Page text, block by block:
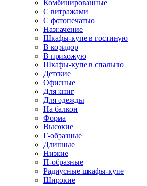
Комбинированные
С витражами
С фотопечатью
Назначение
Шкафы-купе в гостиную
В коридор
В прихожую
Шкафы-купе в спальню
Детские
Офисные
Для книг
Для одежды
На балкон
Форма
Высокие
Г-образные
Длинные
Низкие
П-образные
Радиусные шкафы-купе
Широкие